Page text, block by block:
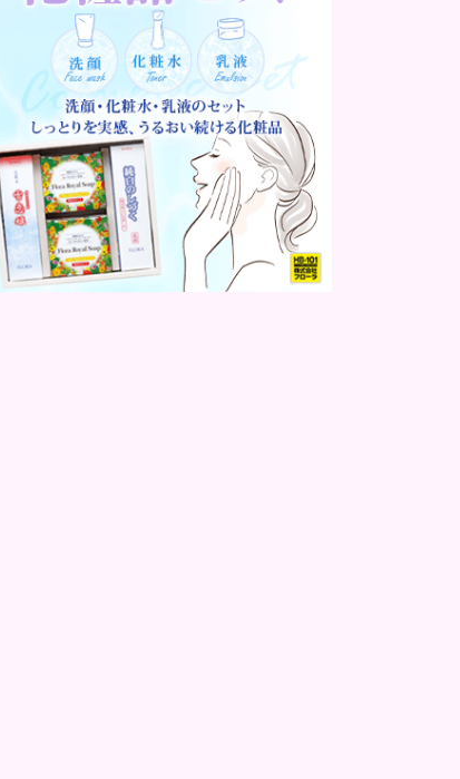
日中憂鬱になりますよね。夏は気温や
湿度が高くなることで皮脂分泌が活発
になり、汗と混ざってメイクが崩れや
すくなるのが原因です。でも、崩れに
くい夏メイクは、皮脂崩れ防止下地や
ウォータープルーフ処方の...